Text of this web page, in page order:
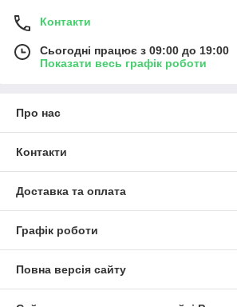
Контакти
Сьогодні працює з 09:00 до 19:00
Показати весь графік роботи
Про нас
Контакти
Доставка та оплата
Графік роботи
Повна версія сайту